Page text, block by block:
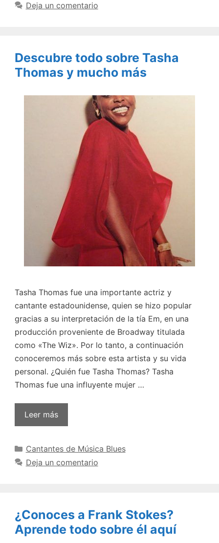
Deja un comentario
Descubre todo sobre Tasha
Thomas y mucho más
Tasha Thomas fue una importante actriz y
cantante estadounidense, quien se hizo popular
gracias a su interpretación de la tía Em, en una
producción proveniente de Broadway titulada
como «The Wiz». Por lo tanto, a continuación
conoceremos más sobre esta artista y su vida
personal. ¿Quién fue Tasha Thomas? Tasha
Thomas fue una influyente mujer …
Leer más
Categorías
Cantantes de Música Blues
Deja un comentario
¿Conoces a Frank Stokes?
Aprende todo sobre él aquí